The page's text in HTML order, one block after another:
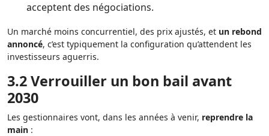
acceptent des négociations.
Un marché moins concurrentiel, des prix ajustés, et un rebond
annoncé, c’est typiquement la configuration qu’attendent les
investisseurs aguerris.
3.2 Verrouiller un bon bail avant
2030
Les gestionnaires vont, dans les années à venir, reprendre la
main :